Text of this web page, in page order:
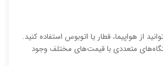
از هواپیما، قطار یا اتوبوس استفاده کنید.
متعددی با قیمت‌های مختلف وجود